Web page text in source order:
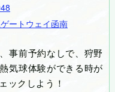
ートウェイ函南
事前予約なしで、狩野
気球体験ができる時が
ックしよう！